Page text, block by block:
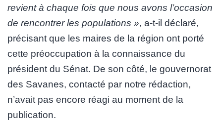
revient à chaque fois que nous avons l’occasion
de rencontrer les populations », a-t-il déclaré,
précisant que les maires de la région ont porté
cette préoccupation à la connaissance du
président du Sénat. De son côté, le gouvernorat
des Savanes, contacté par notre rédaction,
n’avait pas encore réagi au moment de la
publication.